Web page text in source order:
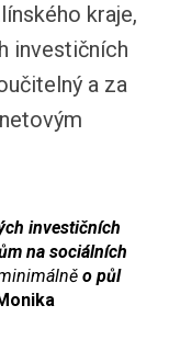
kraje,
investičních
a za
investičních
na sociálních
o půl